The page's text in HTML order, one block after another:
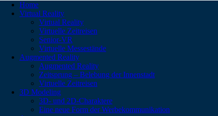
Home
Virtual Reality
Virtual Reality
Virtuelle Zeitreisen
Senior-VR
Virtuelle Messestände
Augmented Reality
Augmented Reality
Zeitsprung – Belebung der Innenstadt
Virtuelle Zeitreisen
3D Modeling
3D- und 2D-Charaktere
Eine neue Form der Werbekommunikation